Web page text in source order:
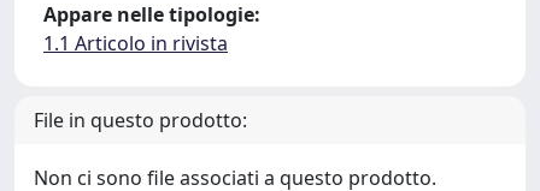
Appare nelle tipologie:
1.1 Articolo in rivista
File in questo prodotto:
Non ci sono file associati a questo prodotto.